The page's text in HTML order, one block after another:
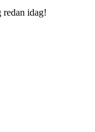
redan idag!